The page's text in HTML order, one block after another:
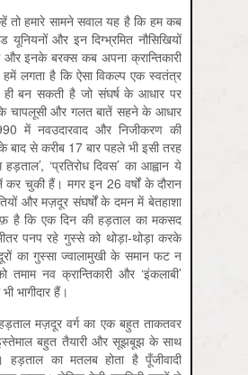
तो हमारे सामने सवाल यह है कि हम कब
और इन दिग्भ्रमित नौसिखि‍यों
इनके बरक्स कब अपना क्रान्तिकारी
लगता है कि ऐसा विकल्प एक स्वतंत्र
ही बन सकती है जो संघर्ष के आधार पर
चापलूसी और गलत बातें सहने के आधार
में नवउदारवाद और निजीकरण की
बाद से करीब 17 बार पहले भी इसी तरह
‘प्रतिरोध दिवस’ का आह्वान ये
चुकी हैं। मगर इन 26 वर्षों के दौरान
और मज़दूर संघर्षों के दमन में बेतहाशा
है कि एक दिन की हड़ताल का मकसद
पनप रहे गुस्से को थोड़ा-थोड़ा करके
का गुस्सा ज्वालामुखी के समान फट न
नव क्रान्तिकारी और ‘इंकलाबी’
भागीदार हैं।
हड़ताल मज़दूर वर्ग का एक बहुत ताकतवर
बहुत तैयारी और सूझबूझ के साथ
हड़ताल का मतलब होता है पूँजीवादी